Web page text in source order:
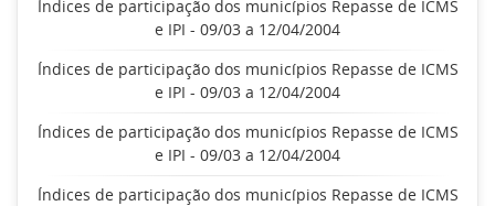
Índices de participação dos municípios Repasse de ICMS
e IPI - 09/03 a 12/04/2004
Índices de participação dos municípios Repasse de ICMS
e IPI - 09/03 a 12/04/2004
Índices de participação dos municípios Repasse de ICMS
e IPI - 09/03 a 12/04/2004
Índices de participação dos municípios Repasse de ICMS